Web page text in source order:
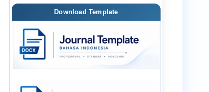
Download Template